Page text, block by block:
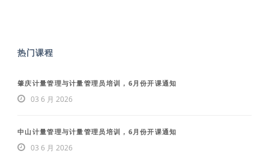
热门课程
肇庆计量管理与计量管理员培训，6月份开课通知
03 6 月 2026
中山计量管理与计量管理员培训，6月份开课通知
03 6 月 2026